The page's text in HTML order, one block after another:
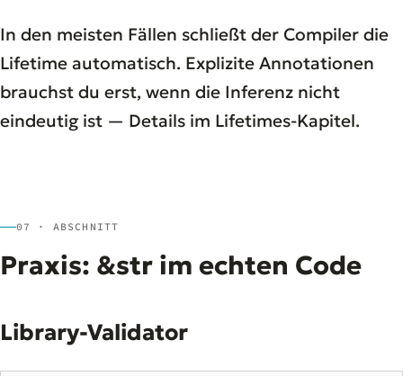
In den meisten Fällen schließt der Compiler die
Lifetime automatisch. Explizite Annotationen
brauchst du erst, wenn die Inferenz nicht
eindeutig ist — Details im Lifetimes-Kapitel.
07 · ABSCHNITT
Praxis: &str im echten Code
Library-Validator